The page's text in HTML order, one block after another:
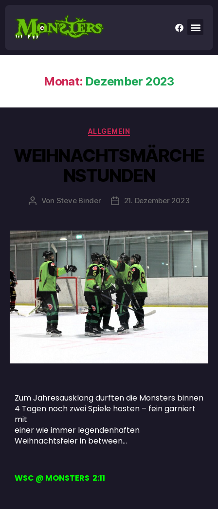
Monat: Dezember 2023
ALLGEMEIN
WEIHNACHTSMÄRCHE
NSTUNDEN
Von Steve Binder 21. Dezember 2023
Zum Jahresausklang durften die Monsters binnen
4 Tagen noch zwei Spiele hosten – fein garniert
mit
einer wie immer legendenhaften
Weihnachtsfeier in between…
WSC @ MONSTERS 2:11